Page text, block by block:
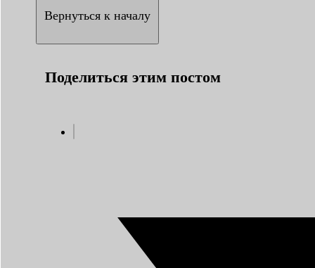
Вернуться к началу
Поделиться этим постом